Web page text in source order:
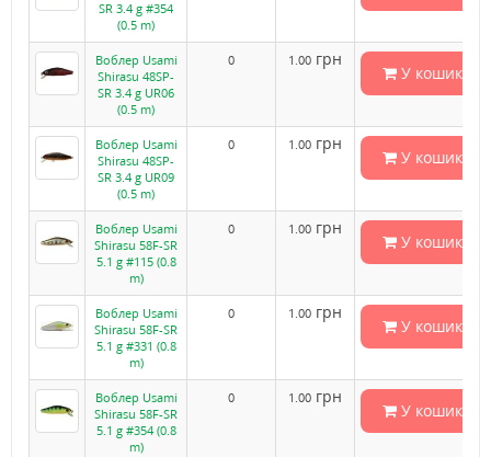
SR 3.4 g #354
(0.5 m)
Воблер Usami
Shirasu 48SP-
SR 3.4 g UR06
(0.5 m)
0 1.00 грн
У кошик
Воблер Usami
Shirasu 48SP-
SR 3.4 g UR09
(0.5 m)
0 1.00 грн
У кошик
Воблер Usami
Shirasu 58F-SR
5.1 g #115 (0.8
m)
0 1.00 грн
У кошик
Воблер Usami
Shirasu 58F-SR
5.1 g #331 (0.8
m)
0 1.00 грн
У кошик
Воблер Usami
Shirasu 58F-SR
5.1 g #354 (0.8
m)
0 1.00 грн
У кошик